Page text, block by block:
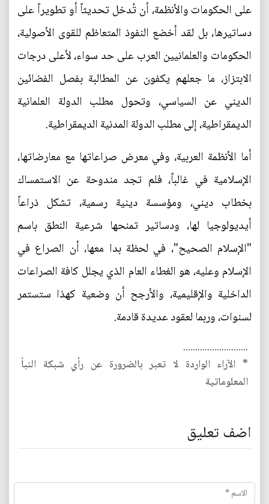
على الحكومات والأنظمة، أن تُدخل تحديثاً أو تطويراً على
دساتيرها، بل لقد أخضع النفوذ المتعاظم للقوى الأصولية،
الحكومات والعلمانيين العرب على حد سواء، لأعلى درجات
الابتزاز، ما جعلهم يكفون عن المطالبة بفصل الفضائين
الديني عن السياسي، وتحول مطلب الدولة العلمانية
الديمقراطية، إلى مطلب الدولة المدنية الديمقراطية.
أما الأنظمة العربية، وفي معرض صراعاتها مع معارضاتها،
الإسلامية في غالباً، فلم تجد مندوحة عن الاستمساك
بخطاب ديني، ومؤسسة دينية رسمية، تشكل ذراعاً
أيديولوجيا لها، ودساتير تمنحها شرعية النطق باسم
"الإسلام الصحيح"، في لحظة بدا معها، أن الصراع في
الإسلام وعليه، هو الغطاء العام الذي يجلل كافة الصراعات
الداخلية والإقليمية، والأرجح أن وضعية كهذا ستستمر
لسنوات، وربما لعقود عديدة قادمة.
...........................
* الآراء الواردة لا تعبر بالضرورة عن رأي شبكة النبأ
المعلوماتية
اضف تعليق